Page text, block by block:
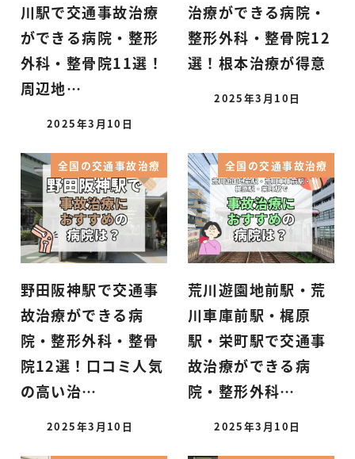
川駅で交通事故治療
ができる病院・整形
外科・整骨院11選！
周辺地…
2025年3月10日
治療ができる病院・
整形外科・整骨院12
選！根本治療が得意
2025年3月10日
全国の交通事故治療
野田阪神駅で交通事
故治療ができる病
院・整形外科・整骨
院12選！口コミ人気
の高い治…
2025年3月10日
全国の交通事故治療
荒川遊園地前駅・荒
川車庫前駅・梶原
駅・栄町駅で交通事
故治療ができる病
院・整形外科…
2025年3月10日